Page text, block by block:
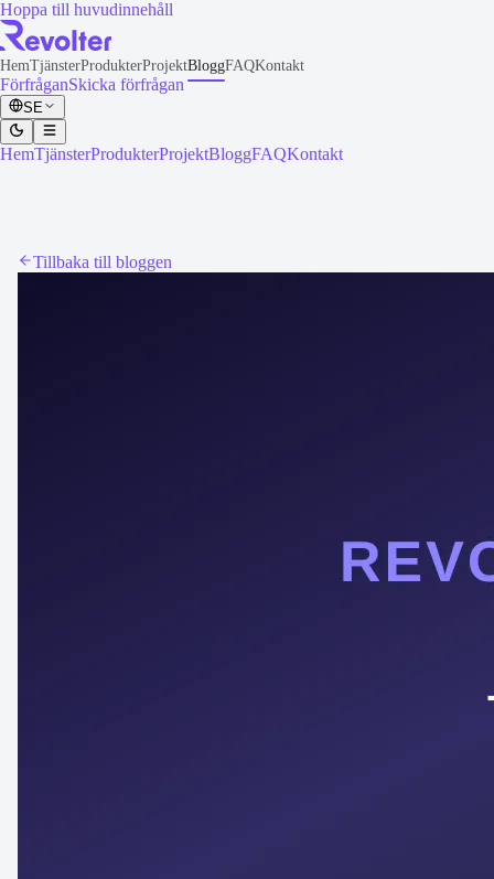
Hoppa till huvudinnehåll
HemTjänsterProdukterProjektBloggFAQKontakt
FörfråganSkicka förfrågan
SE
HemTjänsterProdukterProjektBloggFAQKontakt
Tillbaka till bloggen